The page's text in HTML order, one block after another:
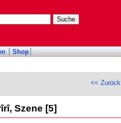
Shop
<< Zurück
Szene [5]